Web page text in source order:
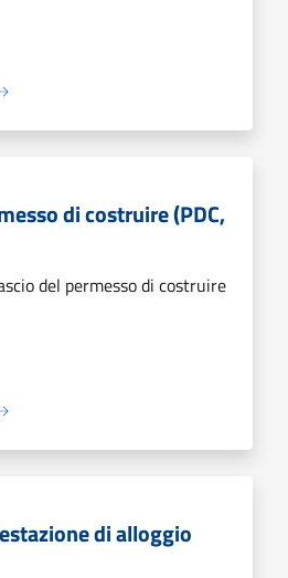
di costruire (PDC,
del permesso di costruire
di alloggio